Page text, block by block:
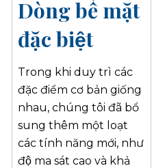
Dòng bề mặt
đặc biệt
Trong khi duy trì các
đặc điểm cơ bản giống
nhau, chúng tôi đã bổ
sung thêm một loạt
các tính năng mới, như
độ ma sát cao và khả